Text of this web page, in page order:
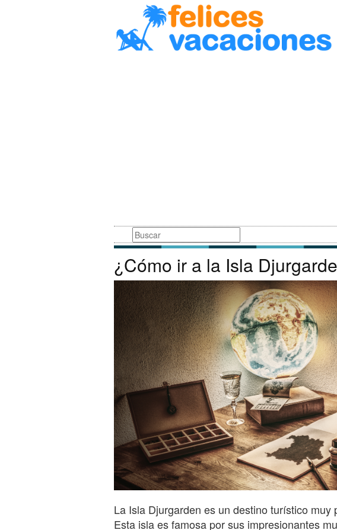
Busqueda
¿Cómo ir a la Isla
La Isla Djurgarden es un destino turístico muy
Esta isla es famosa por sus impresionantes